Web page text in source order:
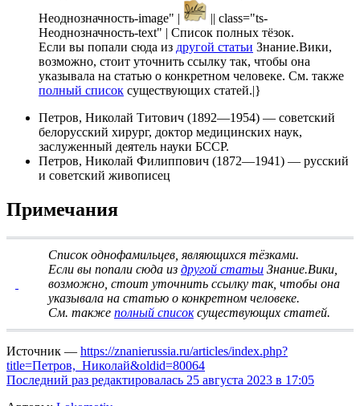
Неоднозначность-image" |
|| class="ts-
Неоднозначность-text" | Список полных тёзок.
Если вы попали сюда из другой статьи Знание.Вики,
возможно, стоит уточнить ссылку так, чтобы она
указывала на статью о конкретном человеке. См. также
полный список существующих статей.|}
Петров, Николай Титович (1892—1954) — советский
белорусский хирург, доктор медицинских наук,
заслуженный деятель науки БССР.
Петров, Николай Филиппович (1872—1941) — русский
и советский живописец
Примечания
Список однофамильцев, являющихся тёзками.
Если вы попали сюда из другой статьи Знание.Вики,
возможно, стоит уточнить ссылку так, чтобы она
указывала на статью о конкретном человеке.
См. также полный списоксуществующих статей.
Источник — https://znanierussia.ru/articles/index.php?
title=Петров,_Николай&oldid=80064
Последний раз редактировалась 25 августа 2023 в 17:05